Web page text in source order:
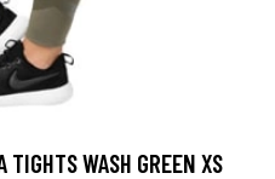
TIGHTS WASH GREEN XS